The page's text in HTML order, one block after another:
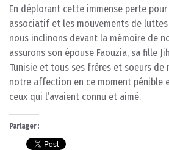
En déplorant cette immense perte
associatif et les mouvements de
nous inclinons devant la mémoire de
assurons son épouse Faouzia, sa fille
Tunisie et tous ses frères et soeurs
notre affection en ce moment pénible
ceux qui l’avaient connu et aimé.
Partager :